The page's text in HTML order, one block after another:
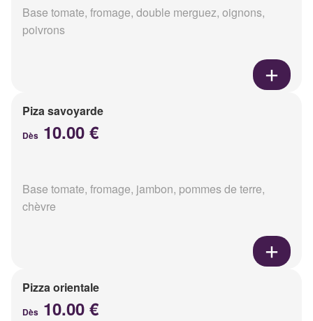
Base tomate, fromage, double merguez, oignons,
poivrons
Piza savoyarde
Dès 10.00 €
Base tomate, fromage, jambon, pommes de terre,
chèvre
Pizza orientale
Dès 10.00 €